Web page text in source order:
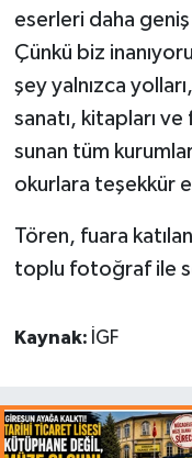
eserleri daha
Çünkü biz
şey yalnızca
sanatı, kitapları
sunan tüm
okurlara teşekkür
Tören, fuara
toplu fotoğraf ile
Kaynak: İGF